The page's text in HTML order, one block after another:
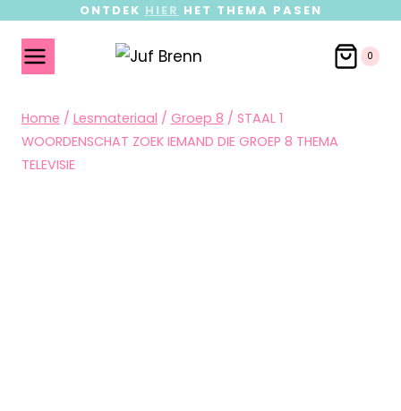
ONTDEK HIER HET THEMA PASEN
0
Home / Lesmateriaal / Groep 8 / STAAL 1
WOORDENSCHAT ZOEK IEMAND DIE GROEP 8 THEMA
TELEVISIE